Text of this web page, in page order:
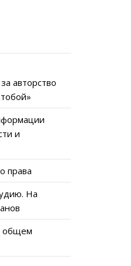
авторство
и
права
На
общем